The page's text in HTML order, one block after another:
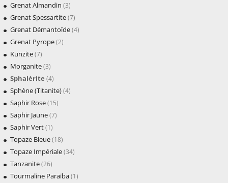
Grenat Almandin (3)
Grenat Spessartite(7)
Grenat Démantoïde(4)
Grenat Pyrope(2)
Kunzite(7)
Morganite(3)
Sphalérite (4)
Sphène (Titanite)(4)
Saphir Rose(15)
Saphir Jaune(7)
Saphir Vert(1)
Topaze Bleue(18)
Topaze Impériale(34)
Tanzanite(26)
Tourmaline Paraïba(1)